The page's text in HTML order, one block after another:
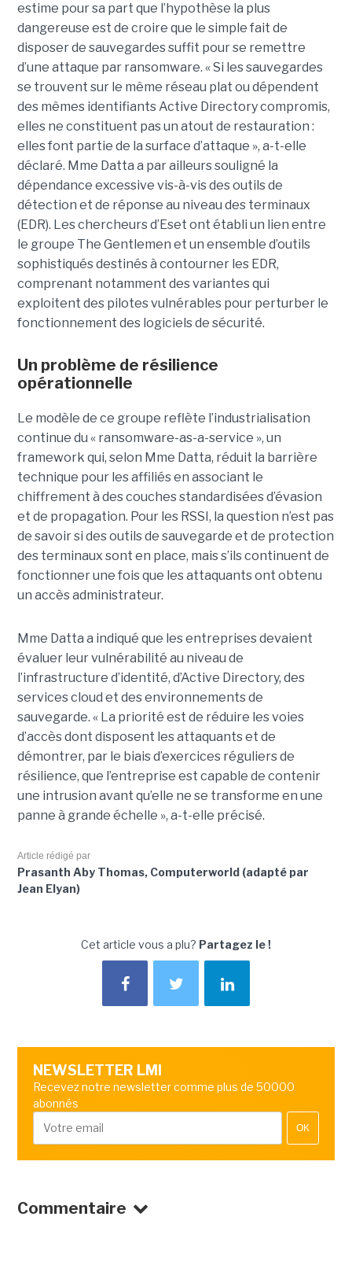
estime pour sa part que l’hypothèse la plus
dangereuse est de croire que le simple fait de
disposer de sauvegardes suffit pour se remettre
d’une attaque par ransomware. « Si les sauvegardes
se trouvent sur le même réseau plat ou dépendent
des mêmes identifiants Active Directory compromis,
elles ne constituent pas un atout de restauration :
elles font partie de la surface d’attaque », a-t-elle
déclaré. Mme Datta a par ailleurs souligné la
dépendance excessive vis-à-vis des outils de
détection et de réponse au niveau des terminaux
(EDR). Les chercheurs d’Eset ont établi un lien entre
le groupe The Gentlemen et un ensemble d’outils
sophistiqués destinés à contourner les EDR,
comprenant notamment des variantes qui
exploitent des pilotes vulnérables pour perturber le
fonctionnement des logiciels de sécurité.
Un problème de résilience
opérationnelle
Le modèle de ce groupe reflète l’industrialisation
continue du « ransomware-as-a-service », un
framework qui, selon Mme Datta, réduit la barrière
technique pour les affiliés en associant le
chiffrement à des couches standardisées d’évasion
et de propagation. Pour les RSSI, la question n’est pas
de savoir si des outils de sauvegarde et de protection
des terminaux sont en place, mais s’ils continuent de
fonctionner une fois que les attaquants ont obtenu
un accès administrateur.
Mme Datta a indiqué que les entreprises devaient
évaluer leur vulnérabilité au niveau de
l’infrastructure d’identité, d’Active Directory, des
services cloud et des environnements de
sauvegarde. « La priorité est de réduire les voies
d’accès dont disposent les attaquants et de
démontrer, par le biais d’exercices réguliers de
résilience, que l’entreprise est capable de contenir
une intrusion avant qu’elle ne se transforme en une
panne à grande échelle », a-t-elle précisé.
Article rédigé par
Prasanth Aby Thomas, Computerworld (adapté par
Jean Elyan)
Cet article vous a plu? Partagez le !
NEWSLETTER LMI
Recevez notre newsletter comme plus de 50000
abonnés
OK
Commentaire